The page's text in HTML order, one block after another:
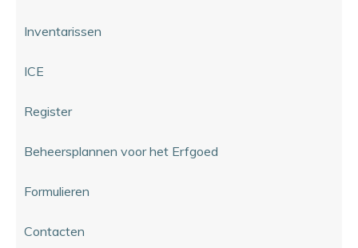
Inventarissen
ICE
Register
Beheersplannen voor het Erfgoed
Formulieren
Contacten